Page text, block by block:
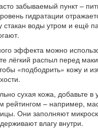
забываемый пункт –
гидратации
стакан воды утром и ещё
эффекта можно
лёгкий распыл перед
«подбодрить» кожу и
сухая кожа, добавьте в
рейтингом – например,
Они заполняют
влагу внутри.